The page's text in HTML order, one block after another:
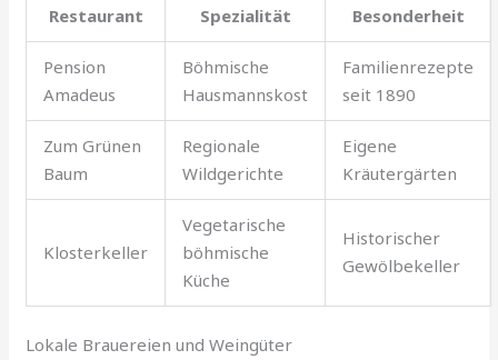
Restaurant Spezialität Besonderheit
Pension
Amadeus
Böhmische
Hausmannskost
Familienrezepte
seit 1890
Zum Grünen
Baum
Regionale
Wildgerichte
Eigene
Kräutergärten
Klosterkeller
Vegetarische
böhmische
Küche
Historischer
Gewölbekeller
Lokale Brauereien und Weingüter